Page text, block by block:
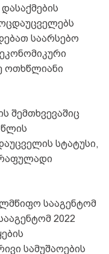
საარსებო
ოთხწლიანი
შემთხვევაშიც
სტატუსი,
სააგენტომ
2022
სამუშაოების